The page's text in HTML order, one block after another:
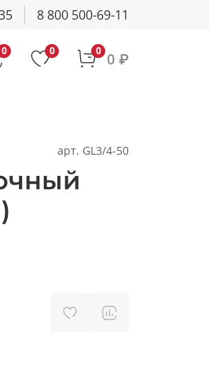
8 800 500-69-11
0 0 0 0 ₽
арт. GL3/4-50